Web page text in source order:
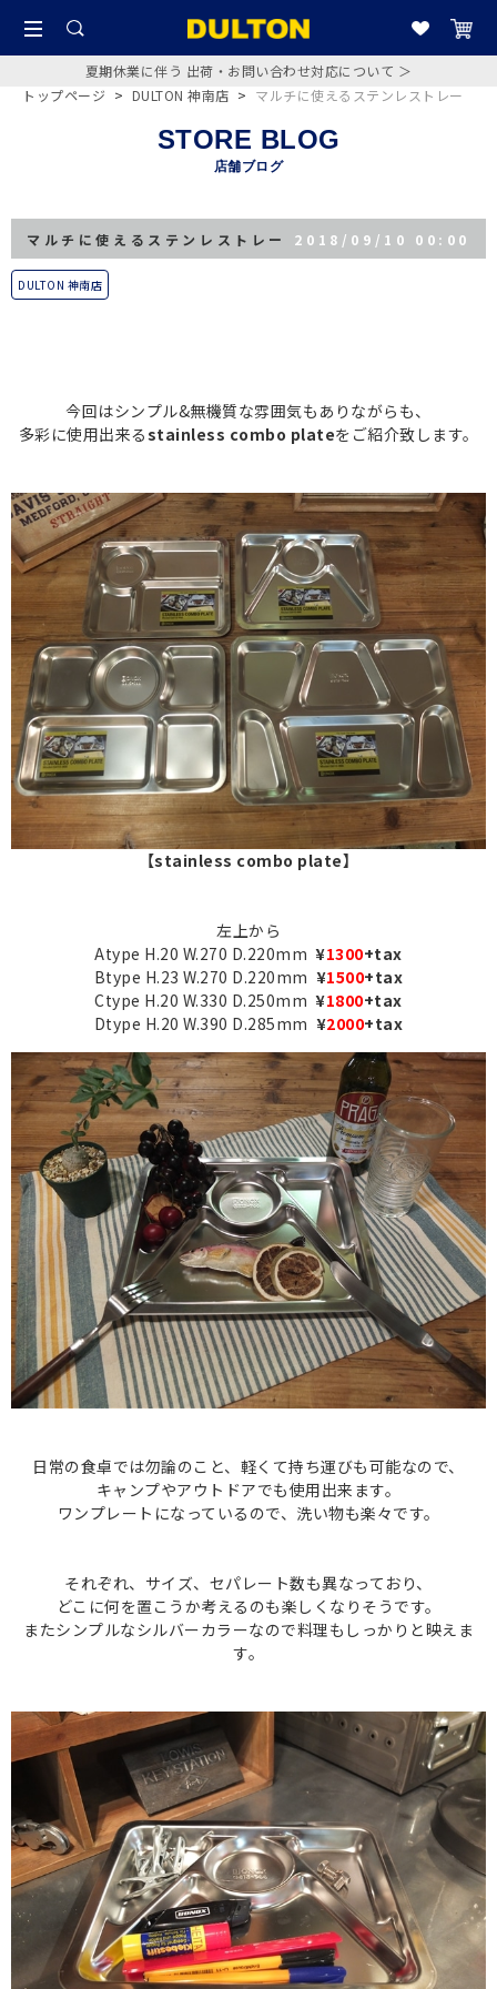
夏期休業に伴う 出荷・お問い合わせ対応について ＞
トップページ > DULTON 神南店 > マルチに使えるステンレストレー
STORE BLOG
店舗ブログ
マルチに使えるステンレストレー 2018/09/10 00:00
DULTON 神南店
今回はシンプル&無機質な雰囲気もありながらも、
多彩に使用出来るstainless combo plateをご紹介致します。
【stainless combo plate】
左上から
Atype H.20 W.270 D.220mm ¥1300+tax
Btype H.23 W.270 D.220mm ¥1500+tax
Ctype H.20 W.330 D.250mm ¥1800+tax
Dtype H.20 W.390 D.285mm ¥2000+tax
日常の食卓では勿論のこと、軽くて持ち運びも可能なので、
キャンプやアウトドアでも使用出来ます。
ワンプレートになっているので、洗い物も楽々です。
それぞれ、サイズ、セパレート数も異なっており、
どこに何を置こうか考えるのも楽しくなりそうです。
またシンプルなシルバーカラーなので料理もしっかりと映えま
す。